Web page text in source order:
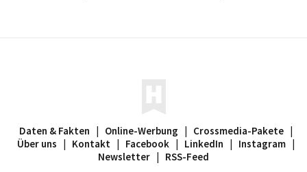
Daten & Fakten | Online-Werbung | Crossmedia-Pakete |
Über uns | Kontakt | Facebook | LinkedIn | Instagram |
Newsletter | RSS-Feed